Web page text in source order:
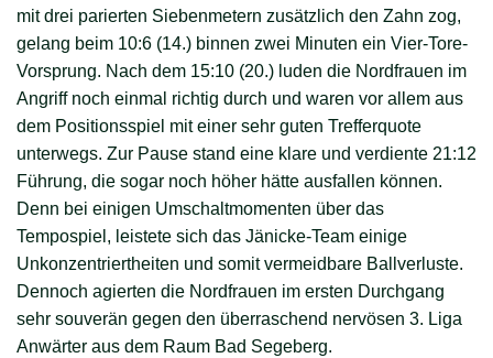
mit drei parierten Siebenmetern zusätzlich den Zahn zog,
gelang beim 10:6 (14.) binnen zwei Minuten ein Vier-Tore-
Vorsprung. Nach dem 15:10 (20.) luden die Nordfrauen im
Angriff noch einmal richtig durch und waren vor allem aus
dem Positionsspiel mit einer sehr guten Trefferquote
unterwegs. Zur Pause stand eine klare und verdiente 21:12
Führung, die sogar noch höher hätte ausfallen können.
Denn bei einigen Umschaltmomenten über das
Tempospiel, leistete sich das Jänicke-Team einige
Unkonzentriertheiten und somit vermeidbare Ballverluste.
Dennoch agierten die Nordfrauen im ersten Durchgang
sehr souverän gegen den überraschend nervösen 3. Liga
Anwärter aus dem Raum Bad Segeberg.